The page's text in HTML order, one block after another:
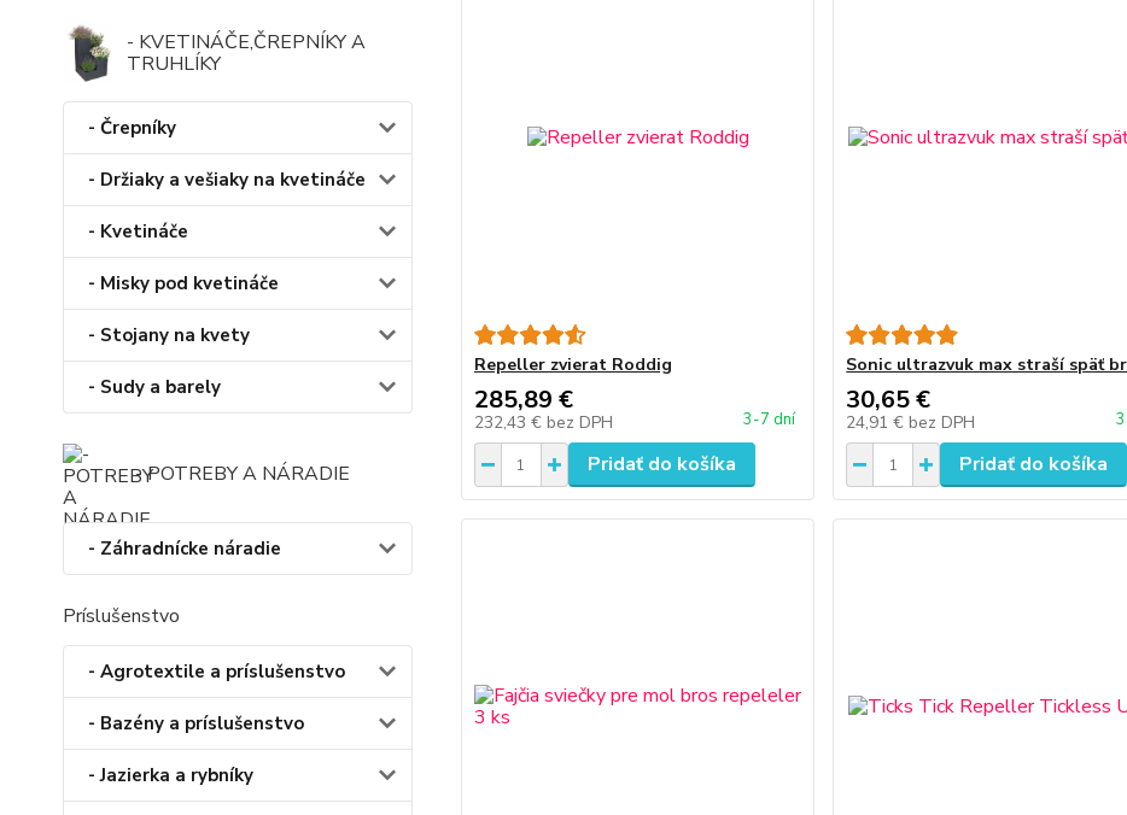
- KVETINÁČE,ČREPNÍKY A
TRUHLÍKY
- Črepníky
- Držiaky a vešiaky na kvetináče
- Kvetináče
- Misky pod kvetináče
- Stojany na kvety
- Sudy a barely
- POTREBY A NÁRADIE
- Záhradnícke náradie
Príslušenstvo
- Agrotextile a príslušenstvo
- Bazény a príslušenstvo
- Jazierka a rybníky
Repeller zvierat Roddig
285,89 €
232,43 € bez DPH 3-7 dní
Pridať do košíka
Sonic ultrazvuk max straší späť
30,65 €
24,91 € bez DPH
Pridať do košíka